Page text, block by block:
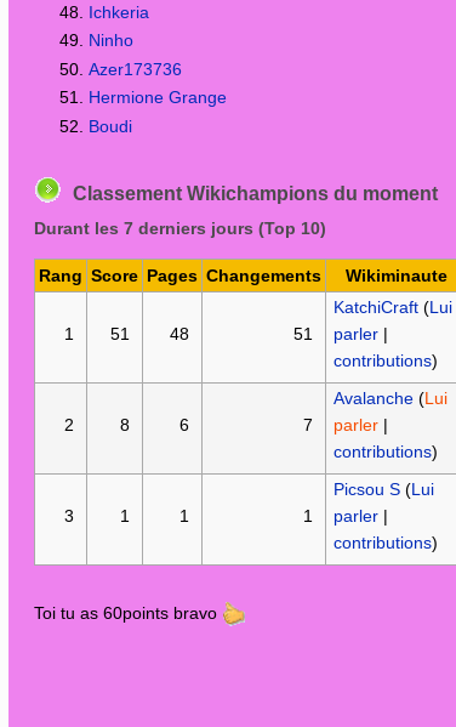
Ichkeria
Ninho
Azer173736
Hermione Grange
Boudi
Classement Wikichampions du moment
Durant les 7 derniers jours (Top 10)
Rang Score Pages Changements Wikiminaute
1 51 48 51
KatchiCraft (Lui
parler|
contributions)
2 8 6 7
Avalanche (Lui
parler|
contributions)
3 1 1 1
Picsou S (Lui
parler|
contributions)
Toi tu as 60points bravo